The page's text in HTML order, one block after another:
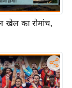
खेल का रोमांच,